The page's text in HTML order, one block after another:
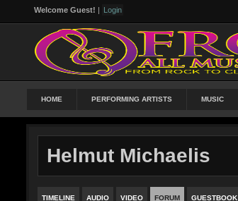
Welcome Guest! | Login
HOME PERFORMING ARTISTS MUSIC
Helmut Michaelis
TIMELINE AUDIO VIDEO FORUM GUESTBOOK